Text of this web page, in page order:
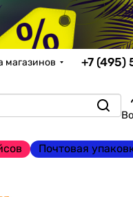
магазинов +7 (495)
Почтовая